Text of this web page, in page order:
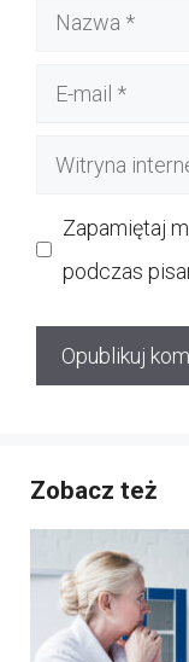
Nazwa
Witryna
Zapamiętaj
podczas
Zobacz też